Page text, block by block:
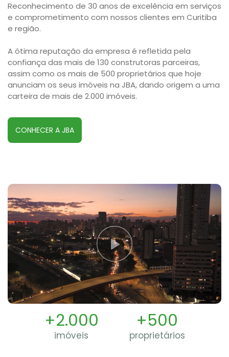
Reconhecimento de 30 anos de excelência em serviços
e comprometimento com nossos clientes em Curitiba
e região.
A ótima reputação da empresa é refletida pela
confiança das mais de 130 construtoras parceiras,
assim como os mais de 500 proprietários que hoje
anunciam os seus imóveis na JBA, dando origem a uma
carteira de mais de 2.000 imóveis.
CONHECER A JBA
+2.000
imóveis
+500
proprietários